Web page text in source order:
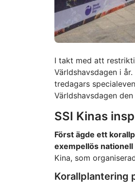
I takt med att
Världshavsdagen i
tredagars
Världshavsdagen
SSI Kinas
Först ägde ett
exempellös
Kina, som
Korallplantering